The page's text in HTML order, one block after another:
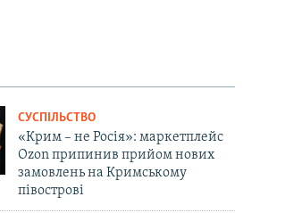
СУСПІЛЬСТВО
«Крим – не Росія»: маркетплейс
Ozon припинив прийом нових
замовлень на Кримському
півострові